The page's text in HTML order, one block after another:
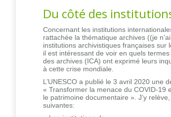
Du côté des
Concernant les institutions
rattachée la thématique archives ((je
institutions archivistiques françaises sur
il est intéressant de voir en quels
des archives (ICA) ont exprimé leurs
à cette crise mondiale.
L’UNESCO a publié le 3 avril 2020 une
« Transformer la menace du COVID-19
le patrimoine documentaire ». J’y
suivantes: